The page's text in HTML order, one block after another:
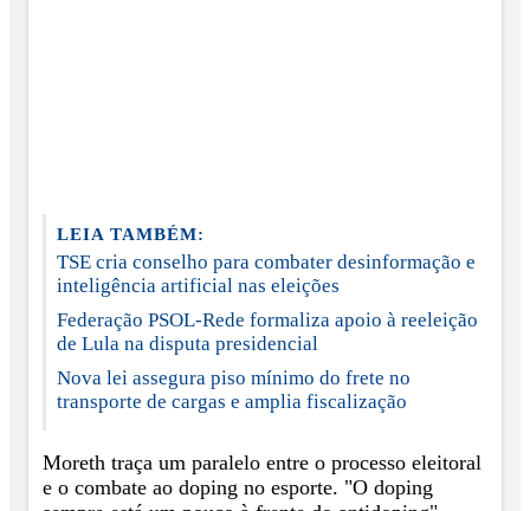
LEIA TAMBÉM:
TSE cria conselho para combater desinformação e
inteligência artificial nas eleições
Federação PSOL-Rede formaliza apoio à reeleição
de Lula na disputa presidencial
Nova lei assegura piso mínimo do frete no
transporte de cargas e amplia fiscalização
Moreth traça um paralelo entre o processo eleitoral
e o combate ao doping no esporte. "O doping